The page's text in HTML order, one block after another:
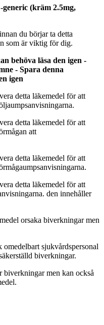
(kräm 2.5mg,
du börjar ta detta
som är viktig för dig.
behöva läsa den igen -
- Spara denna
igen
detta läkemedel för att
detta läkemedel för att
att
detta läkemedel för att
detta läkemedel för att
den innehåller
orsaka biverkningar men
omedelbart sjukvårdspersonal
biverkningar.
men kan också